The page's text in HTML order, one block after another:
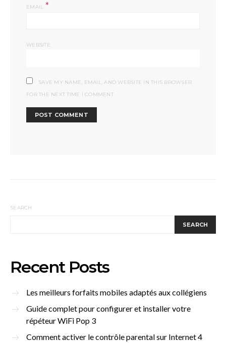
EMAIL *
WEBSITE
SAVE MY NAME, EMAIL, AND WEBSITE IN THIS BROWSER
FOR THE NEXT TIME I COMMENT.
SEARCH
SEARCH
Recent Posts
Les meilleurs forfaits mobiles adaptés aux collégiens
Guide complet pour configurer et installer votre
répéteur WiFi Pop 3
Comment activer le contrôle parental sur Internet 4